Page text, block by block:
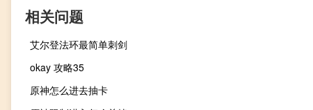
相关问题
艾尔登法环最简单刺剑
okay 攻略35
原神怎么进去抽卡